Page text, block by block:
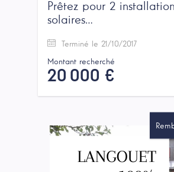
Prêtez pour 2
solaires…
Terminé le 21/10/2017
Montant recherché
20 000 €